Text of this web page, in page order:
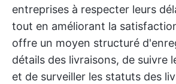
entreprises à respecter leurs
tout en améliorant la
offre un moyen structuré
détails des livraisons, de suivre
et de surveiller les statuts des